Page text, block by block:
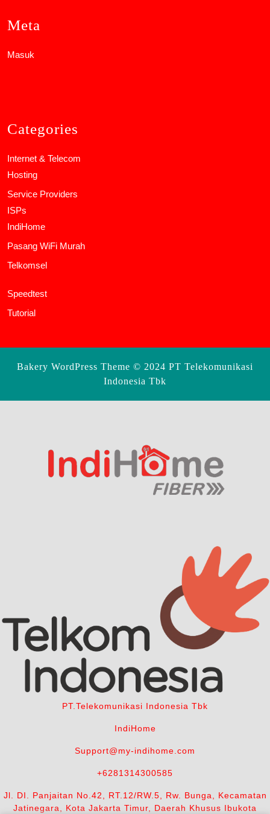
Meta
Masuk
Categories
Internet & Telecom
Hosting
Service Providers
ISPs
IndiHome
Pasang WiFi Murah
Telkomsel
Speedtest
Tutorial
Bakery WordPress Theme © 2024 PT Telekomunikasi
Indonesia Tbk
PT.Telekomunikasi Indonesia Tbk
IndiHome
Support@my-indihome.com
+6281314300585
Jl. DI. Panjaitan No.42, RT.12/RW.5, Rw. Bunga, Kecamatan
Jatinegara, Kota Jakarta Timur, Daerah Khusus Ibukota